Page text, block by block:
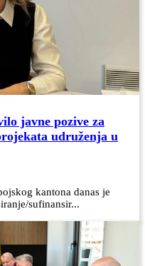
javne pozive za
udruženja u
kantona danas je
sufinansir...